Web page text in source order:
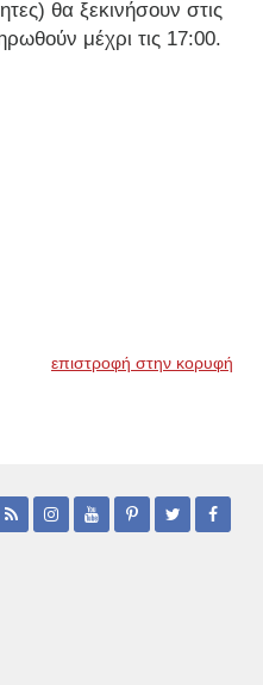
θα ξεκινήσουν στις
μέχρι τις 17:00.
επιστροφή στην κορυφή